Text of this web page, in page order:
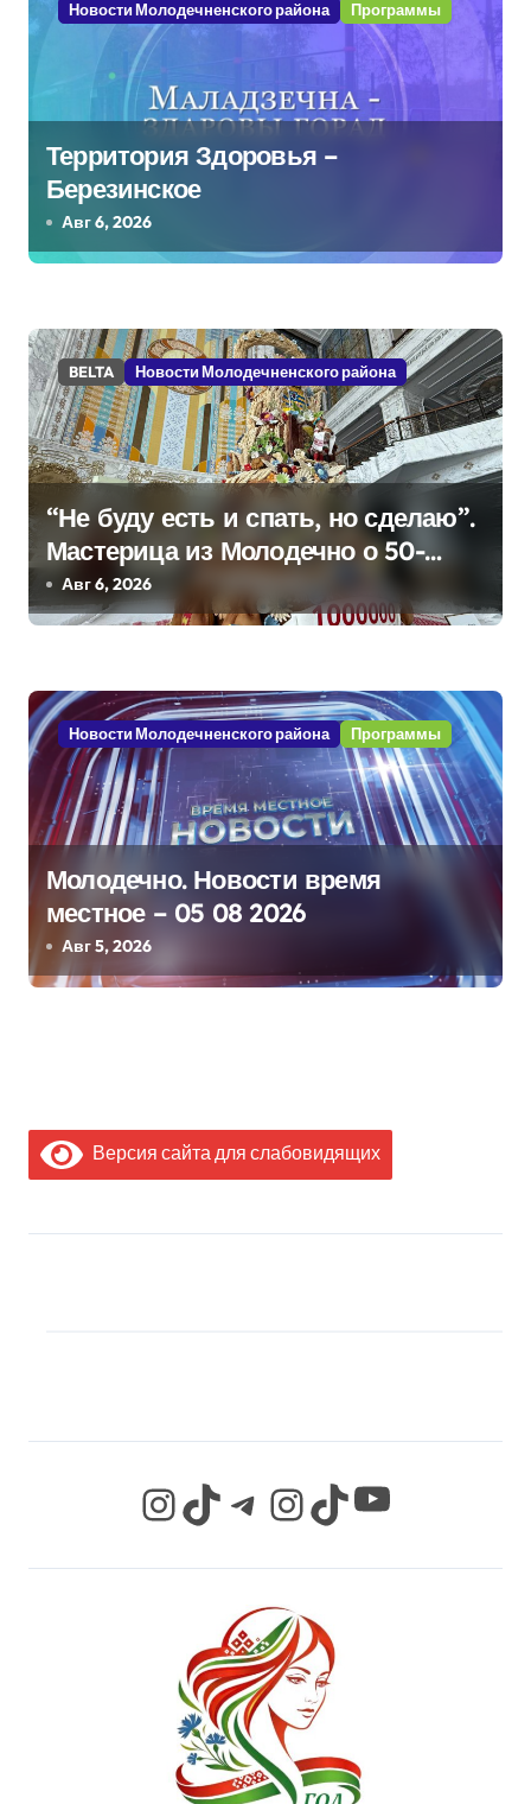
ц
я
п
о
а
п
и
с
я
м
Новости Молодечненского района Программы
Территория Здоровья –
Березинское
Авг 6, 2026
BELTA Новости Молодечненского района
“Не буду есть и спать, но сделаю”.
Мастерица из Молодечно о 50-
килограммовом каравае для
Дворца Независимости
Авг 6, 2026
Новости Молодечненского района Программы
Молодечно. Новости время
местное – 05 08 2026
Авг 5, 2026
Версия сайта для слабовидящих
InstagramTikTok Telegram InstagramTikTok YouTube